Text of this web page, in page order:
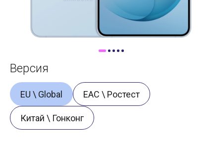
Версия
EU \ Global ЕАС \ Ростест
Китай \ Гонконг